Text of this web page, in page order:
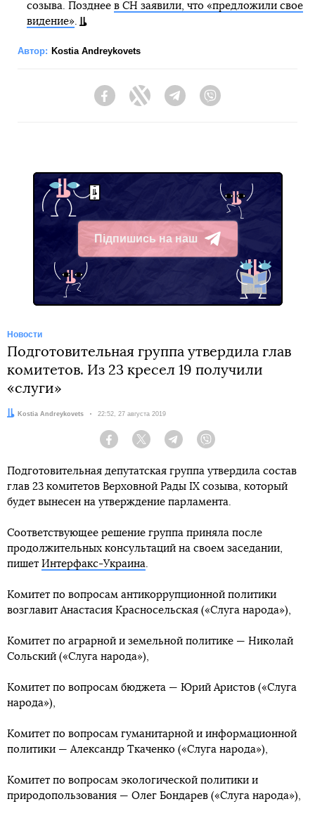
созыва. Позднее в СН заявили, что «предложили свое
видение».
Автор: Kostia Andreykovets
FacebookTwitter Telegram
Підпишись на наш
Telegram
Новости
Подготовительная группа утвердила глав
комитетов. Из 23 кресел 19 получили
«слуги»
Автор:Kostia Andreykovets Дата:
22:52, 27 августа 2019
Facebook Twitter Telegram
Подготовительная депутатская группа утвердила состав
глав 23 комитетов Верховной Рады IX созыва, который
будет вынесен на утверждение парламента.
Соответствующее решение группа приняла после
продолжительных консультаций на своем заседании,
пишет Интерфакс-Украина.
Комитет по вопросам антикоррупционной политики
возглавит Анастасия Красносельская («Слуга народа»),
Комитет по аграрной и земельной политике — Николай
Сольский («Слуга народа»),
Комитет по вопросам бюджета — Юрий Аристов («Слуга
народа»),
Комитет по вопросам гуманитарной и информационной
политики — Александр Ткаченко («Слуга народа»),
Комитет по вопросам экологической политики и
природопользования — Олег Бондарев («Слуга народа»),